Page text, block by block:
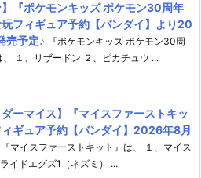
】『ポケモンキッズ ポケモン30周年
フィギュア予約【バンダイ】より20
売予定♪
『ポケモンキッズ ポケモン30周
１、リザードン ２、ピカチュウ ...
ダーマイス】『マイスファーストキッ
ィギュア予約【バンダイ】2026年8月
『マイスファーストキット』は、 １、マイス
イドエグズ1（ネズミ） ...